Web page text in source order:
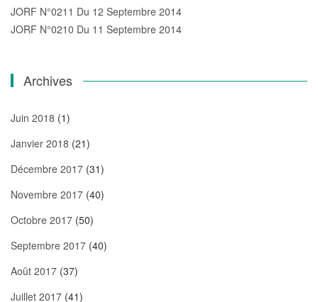
JORF N°0211 Du 12 Septembre 2014
JORF N°0210 Du 11 Septembre 2014
Archives
Juin 2018 (1)
Janvier 2018 (21)
Décembre 2017 (31)
Novembre 2017 (40)
Octobre 2017 (50)
Septembre 2017 (40)
Août 2017 (37)
Juillet 2017 (41)